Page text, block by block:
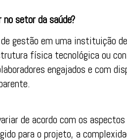
setor da saúde?
gestão em uma instituição
física tecnológica ou
engajados e com
de acordo com os
para o projeto, a